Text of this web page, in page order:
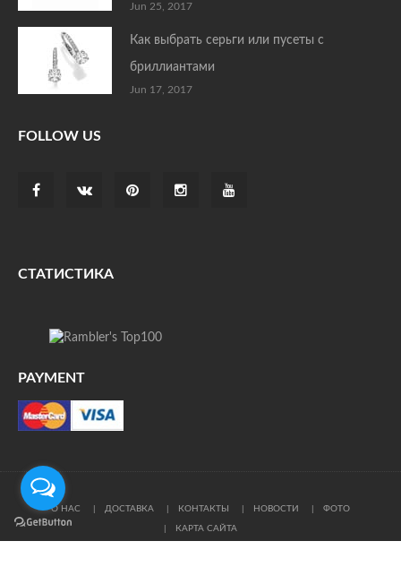
Jun 25, 2017
Как выбрать серьги или пусеты с
бриллиантами
Jun 17, 2017
FOLLOW US
СТАТИСТИКА
PAYMENT
О НАС ДОСТАВКА КОНТАКТЫ НОВОСТИ ФОТО
КАРТА САЙТА